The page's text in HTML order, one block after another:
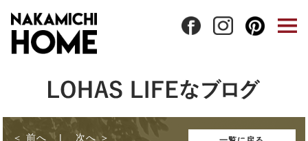
前へ 次へ